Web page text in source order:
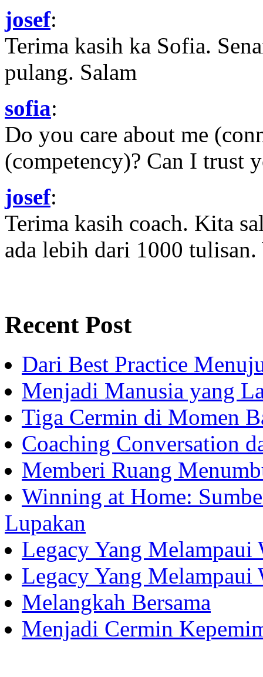
josef:
Terima kasih ka Sofia.
pulang. Salam
sofia:
Do you care about me
(competency)? Can I trust
josef:
Terima kasih coach. Kita
ada lebih dari 1000 tulisan.
Recent Post
Dari Best Practice
Menjadi Manusia yang
Tiga Cermin di Momen
Coaching Conversation
Memberi Ruang
Winning at Home:
Lupakan
Legacy Yang Melampaui
Legacy Yang Melampaui
Melangkah Bersama
Menjadi Cermin